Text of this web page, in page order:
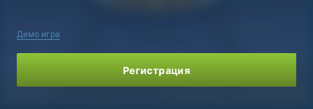
Демо игра
Регистрация